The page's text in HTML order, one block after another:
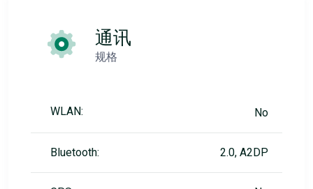
通讯
规格
WLAN: No
Bluetooth: 2.0, A2DP